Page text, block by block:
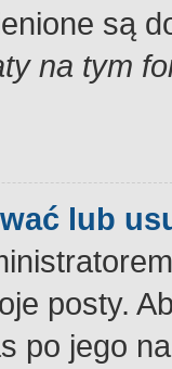
są
na tym
lub
posty.
po jego